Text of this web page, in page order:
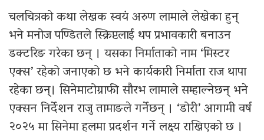
चलचित्रको कथा लेखक स्वयं अरुण लामाले लेखेका हुन्
भने मनोज पण्डितले स्क्रिप्टलाई थप प्रभावकारी बनाउन
डक्टरिङ गरेका छन् । यसका निर्माताको नाम ‘मिस्टर
एक्स’ रहेको जनाएको छ भने कार्यकारी निर्माता राज थापा
रहेका छन्। सिनेमाटोग्राफी सौरभ लामाले सम्हाल्नेछन् भने
एक्सन निर्देशन राजु तामाङले गर्नेछन् । ‘डोरी’ आगामी वर्ष
२०२५ मा सिनेमा हलमा प्रदर्शन गर्ने लक्ष्य राखिएको छ ।